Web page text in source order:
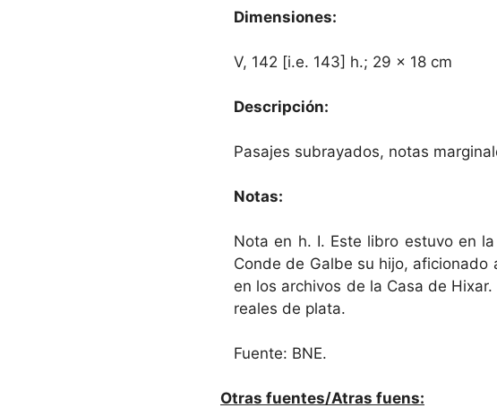
Dimensiones:
V, 142 [i.e. 143] h.; 29 x 18 cm
Descripción:
Pasajes subrayados, notas
Notas:
Nota en h. I. Este libro estuvo en
Conde de Galbe su hijo,
en los archivos de la Casa de
reales de plata.
Fuente: BNE.
Otras fuentes/Atras fuens: